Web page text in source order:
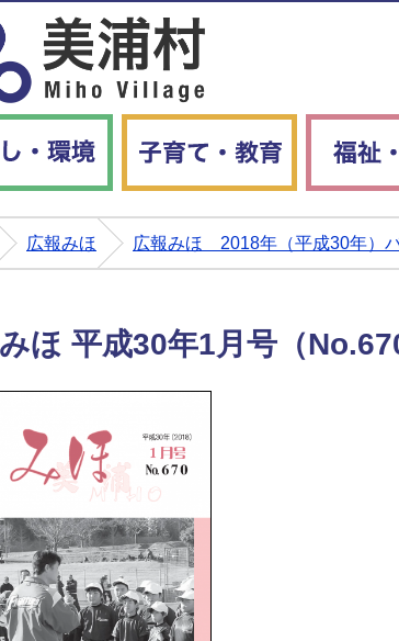
広報みほ 広報みほ 2018年（平成30年）
ほ 平成30年1月号（